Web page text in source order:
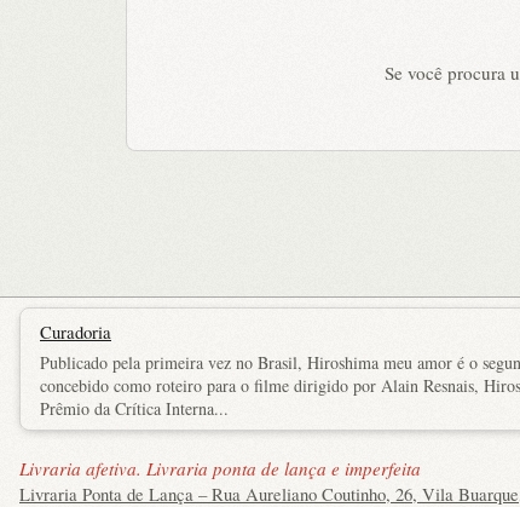
Se você procura
Curadoria
Publicado pela primeira vez no Brasil, Hiroshima meu amor é o
concebido como roteiro para o filme dirigido por Alain Resnais,
Prêmio da Crítica Interna...
Livraria afetiva. Livraria ponta de lança e imperfeita
Livraria Ponta de Lança – Rua Aureliano Coutinho, 26, Vila